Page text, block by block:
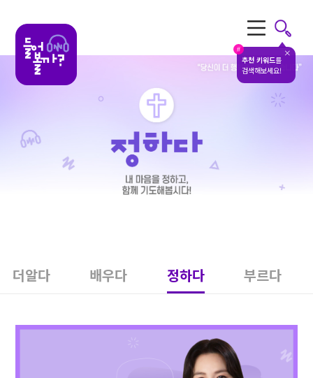
#
추천 키워드를
검색해보세요!
더알다 배우다 정하다 부르다